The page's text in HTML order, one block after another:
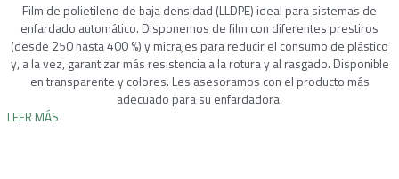
Film de polietileno de baja densidad (LLDPE) ideal para sistemas de
enfardado automático. Disponemos de film con diferentes prestiros
(desde 250 hasta 400 %) y micrajes para reducir el consumo de plástico
y, a la vez, garantizar más resistencia a la rotura y al rasgado. Disponible
en transparente y colores. Les asesoramos con el producto más
adecuado para su enfardadora.
LEER MÁS